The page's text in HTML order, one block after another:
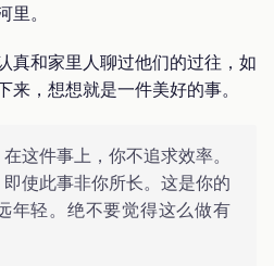
。
真和家里人聊过他们的过往，如
，想想就是一件美好的事。
这件事上，你不追求效率。
使此事非你所长。这是你的
年轻。绝不要觉得这么做有